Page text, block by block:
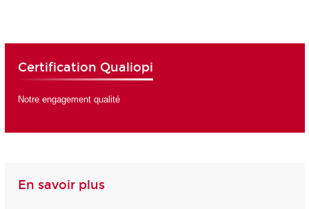
Certification Qualiopi
Notre engagement qualité
En savoir plus